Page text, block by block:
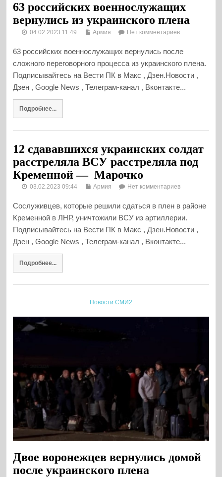
63 российских военнослужащих
вернулись из украинского плена
04.02.2023 11:49 Армия Нет комментариев
63 российских военнослужащих вернулись после
сложного переговорного процесса из украинского плена.
Подписывайтесь на Вести ПК в Макс , Дзен.Новости ,
Дзен , Google News , Телеграм-канал , Вконтакте...
Подробнее...
12 сдававшихся украинских солдат
расстреляла ВСУ расстреляла под
Кременной — Марочко
03.02.2023 09:44 Армия Нет комментариев
Сослуживцев, которые решили сдаться в плен в районе
Кременной в ЛНР, уничтожили ВСУ из артиллерии.
Подписывайтесь на Вести ПК в Макс , Дзен.Новости ,
Дзен , Google News , Телеграм-канал , Вконтакте...
Подробнее...
Новости СМИ2
Двое воронежцев вернулись домой
после украинского плена